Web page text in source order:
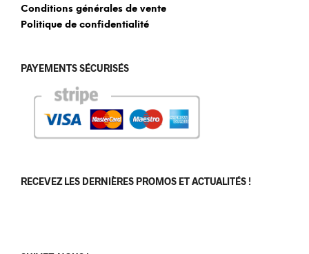
Conditions générales de vente
Politique de confidentialité
PAYEMENTS SÉCURISÉS
RECEVEZ LES DERNIÈRES PROMOS ET ACTUALITÉS !